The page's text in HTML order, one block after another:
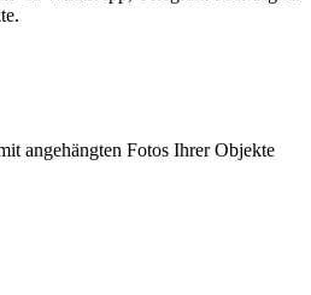
angehängten Fotos Ihrer Objekte